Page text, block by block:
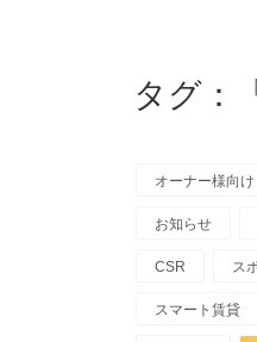
タグ：
オーナー様向け
お知らせ
CSR ス
スマート賃貸